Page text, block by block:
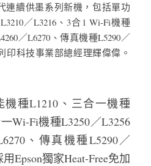
連續供墨系列新機，包括單功
／L3216、3合1 Wi-Fi機種
／L6270、傳真機種L5290／
印科技事業部總經理輝偉偉。
種L1210、三合一機種
Wi-Fi機種L3250／L3256
、傳真機種L5290／
Epson獨家Heat-Free免加